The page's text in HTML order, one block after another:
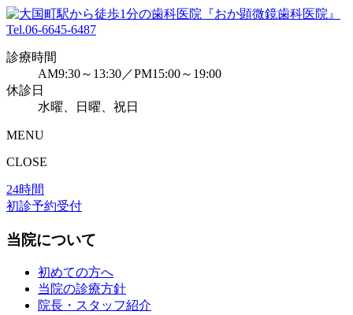
Tel.06-6645-6487
診療時間
AM9:30～13:30／PM15:00～19:00
休診日
水曜、日曜、祝日
MENU
CLOSE
24時間
初診予約受付
当院について
初めての方へ
当院の診療方針
院長・スタッフ紹介